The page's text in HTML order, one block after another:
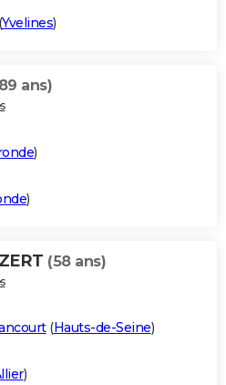
Yvelines)
ans)
)
)
(58 ans)
(Hauts-de-Seine)
)